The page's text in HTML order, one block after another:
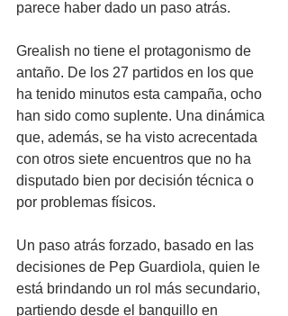
parece haber dado un paso atrás.
Grealish no tiene el protagonismo de
antaño. De los 27 partidos en los que
ha tenido minutos esta campaña, ocho
han sido como suplente. Una dinámica
que, además, se ha visto acrecentada
con otros siete encuentros que no ha
disputado bien por decisión técnica o
por problemas físicos.
Un paso atrás forzado, basado en las
decisiones de Pep Guardiola, quien le
está brindando un rol más secundario,
partiendo desde el banquillo en